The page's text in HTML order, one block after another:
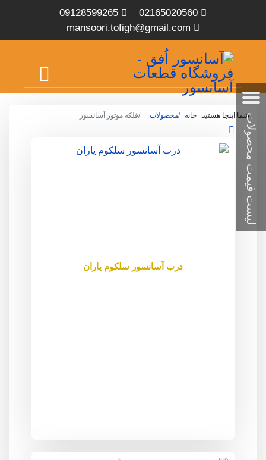
02165020560
09128599265
mansoori.tofigh@gmail.com
شما اینجا هستید: خانه محصولات فلکه موتور آسانسور
درب آسانسور سلکوم یاران